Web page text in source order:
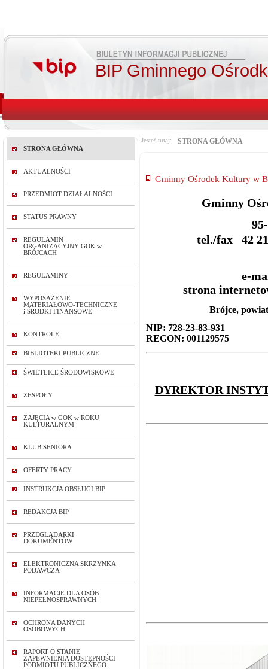
BIP Gminnego
STRONA GŁÓWNA
AKTUALNOŚCI
PRZEDMIOT DZIAŁALNOŚCI
STATUS PRAWNY
REGULAMIN
ORGANIZACYJNY GOK w
BRÓJCACH
REGULAMINY
WYPOSAŻENIE
MATERIAŁOWO-TECHNICZNE
i ŚRODKI FINANSOWE
KONTROLE
BIBLIOTEKI PUBLICZNE
ŚWIETLICE ŚRODOWISKOWE
ZESPOŁY
ZAJĘCIA w GOK w ROKU
KULTURALNYM
KLUB SENIORA
OFERTY PRACY
INSTRUKCJA OBSŁUGI BIP
REDAKCJA BIP
PRZEGLĄDARKI
DOKUMENTÓW
ELEKTRONICZNA SKRZYNKA
PODAWCZA
INFORMACJE DLA OSÓB
NIEPEŁNOSPRAWNYCH
OCHRONA DANYCH
OSOBOWYCH
RAPORT O STANIE
ZAPEWNIENIA DOSTĘPNOŚCI
PODMIOTU PUBLICZNEGO
Jesteś tutaj: STRONA GŁÓWNA
Gminny Ośrodek Kultury w
Gminny
tel./fax 42
e-
strona
Brójce,
NIP: 728-23-83-931
REGON: 001129575
DYREKTOR